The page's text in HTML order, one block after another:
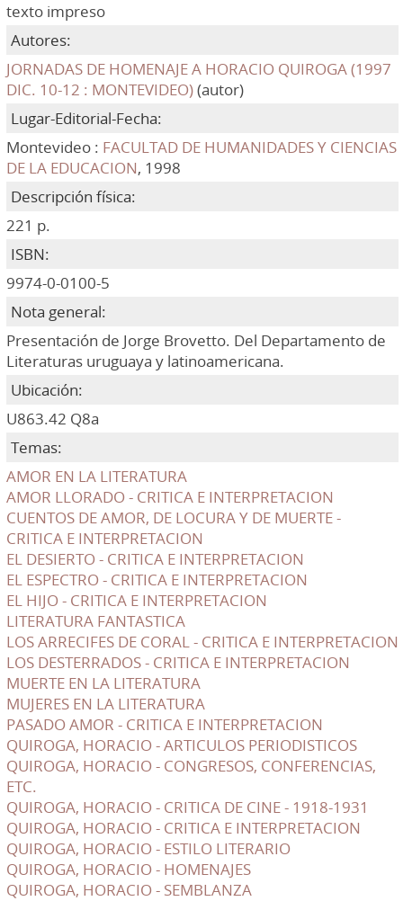
texto impreso
Autores:
JORNADAS DE HOMENAJE A HORACIO QUIROGA (1997
DIC. 10-12 : MONTEVIDEO)(autor)
Lugar-Editorial-Fecha:
Montevideo : FACULTAD DE HUMANIDADES Y CIENCIAS
DE LA EDUCACION, 1998
Descripción física:
221 p.
ISBN:
9974-0-0100-5
Nota general:
Presentación de Jorge Brovetto. Del Departamento de
Literaturas uruguaya y latinoamericana.
Ubicación:
U863.42 Q8a
Temas:
AMOR EN LA LITERATURA
AMOR LLORADO - CRITICA E INTERPRETACION
CUENTOS DE AMOR, DE LOCURA Y DE MUERTE -
CRITICA E INTERPRETACION
EL DESIERTO - CRITICA E INTERPRETACION
EL ESPECTRO - CRITICA E INTERPRETACION
EL HIJO - CRITICA E INTERPRETACION
LITERATURA FANTASTICA
LOS ARRECIFES DE CORAL - CRITICA E INTERPRETACION
LOS DESTERRADOS - CRITICA E INTERPRETACION
MUERTE EN LA LITERATURA
MUJERES EN LA LITERATURA
PASADO AMOR - CRITICA E INTERPRETACION
QUIROGA, HORACIO - ARTICULOS PERIODISTICOS
QUIROGA, HORACIO - CONGRESOS, CONFERENCIAS,
ETC.
QUIROGA, HORACIO - CRITICA DE CINE - 1918-1931
QUIROGA, HORACIO - CRITICA E INTERPRETACION
QUIROGA, HORACIO - ESTILO LITERARIO
QUIROGA, HORACIO - HOMENAJES
QUIROGA, HORACIO - SEMBLANZA